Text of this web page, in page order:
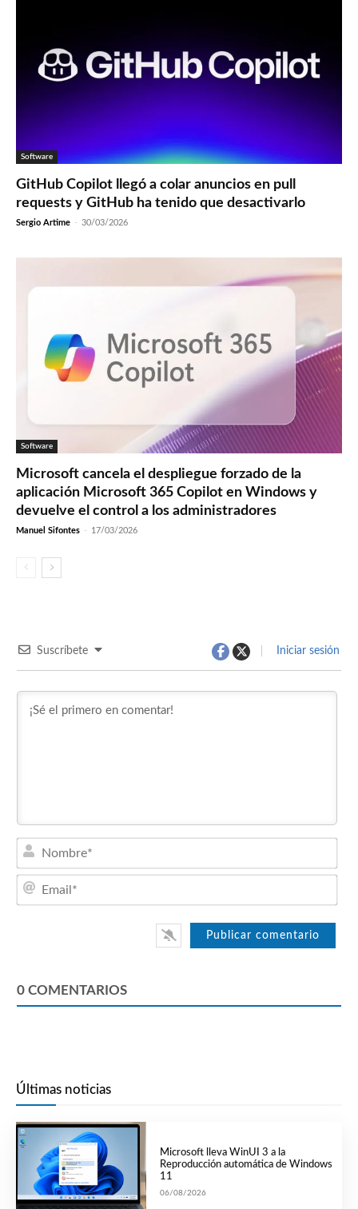
Software
GitHub Copilot llegó a colar anuncios en pull
requests y GitHub ha tenido que desactivarlo
Sergio Artime - 30/03/2026
Software
Microsoft cancela el despliegue forzado de la
aplicación Microsoft 365 Copilot en Windows y
devuelve el control a los administradores
Manuel Sifontes - 17/03/2026
Suscríbete Iniciar sesión
0 COMENTARIOS
Últimas noticias
Microsoft lleva WinUI 3 a la
Reproducción automática de Windows
11
06/08/2026